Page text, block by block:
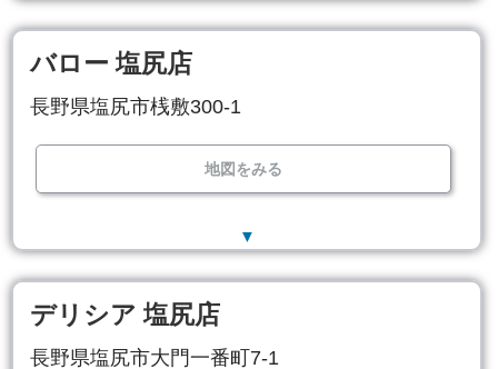
バロー 塩尻店
長野県塩尻市桟敷300-1
地図をみる
▼
デリシア 塩尻店
長野県塩尻市大門一番町7-1